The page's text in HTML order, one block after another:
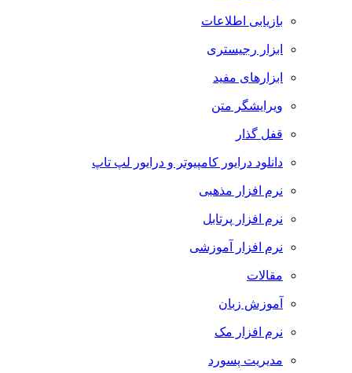
بازیابی اطلاعات
ابزار رجیستری
ابزارهای مفید
ویرایشگر متن
قفل گذار
دانلود درایور کامپیوتر و درایور لپ تاپ
نرم افزار مذهبی
نرم افزار پرتابل
نرم افزار آموزشی
مقالات
آموزش زبان
نرم افزار مک
مدیریت پسورد